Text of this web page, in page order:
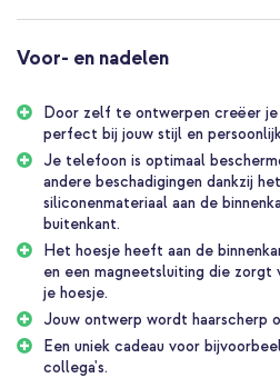
beschermende hoes die niemand
maakt het ontwerpen gemakkelijk.
of kies uit bestaande ontwerpen,
naar jouw smaak is. Klaar met
hoge kwaliteit afgedrukt op de hoes,
printtechnieken.
Ruimte voor pasjes
Deze bookcase hoes heeft aan de
pasjes, waardoor je altijd je
tijdens het reizen zonder een aparte
nemen.
Voor- en nadelen
Door zelf te ontwerpen creëer je
perfect bij jouw stijl en
Je telefoon is optimaal
andere beschadigingen dankzij
siliconenmateriaal aan de
buitenkant.
Het hoesje heeft aan de
en een magneetsluiting die zorgt
je hoesje.
Jouw ontwerp wordt haarscherp
Een uniek cadeau voor
collega's.